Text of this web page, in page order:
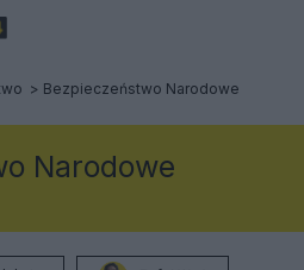
Bezpieczeństwo Narodowe
Narodowe